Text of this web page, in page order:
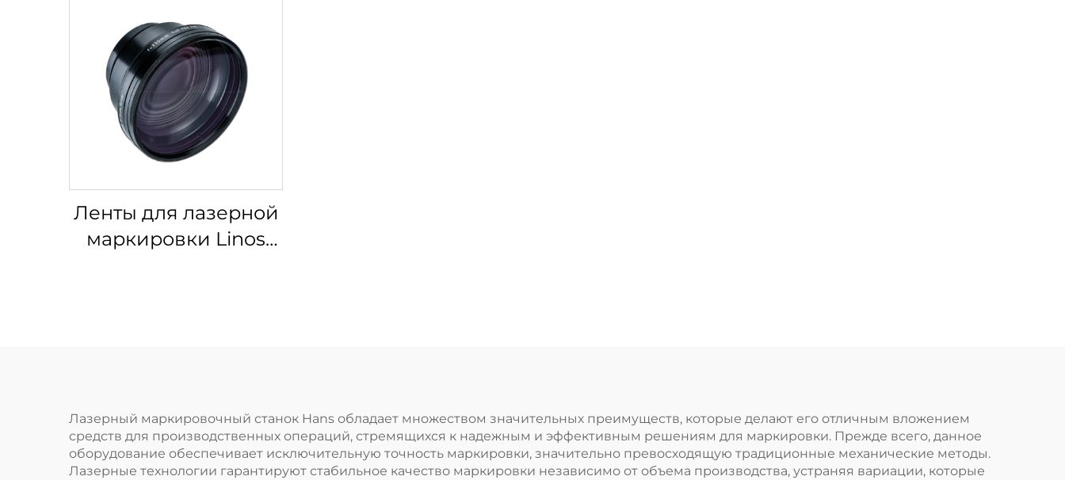
Ленты для лазерной
маркировки Linos
Лазерный маркировочный станок Hans обладает множеством значительных преимуществ, которые делают его отличным вложением
средств для производственных операций, стремящихся к надежным и эффективным решениям для маркировки. Прежде всего, данное
оборудование обеспечивает исключительную точность маркировки, значительно превосходящую традиционные механические методы.
Лазерные технологии гарантируют стабильное качество маркировки независимо от объема производства, устраняя вариации, которые